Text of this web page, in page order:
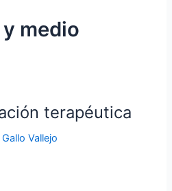
medio
terapéutica
Gallo Vallejo